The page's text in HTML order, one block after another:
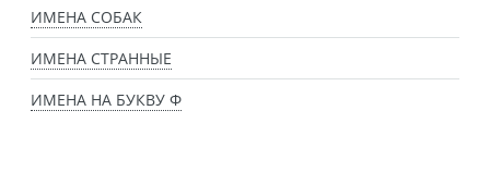
ИМЕНА СОБАК
ИМЕНА СТРАННЫЕ
ИМЕНА НА БУКВУ Ф